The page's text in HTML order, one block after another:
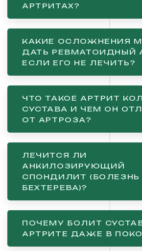
АРТРИТАХ?
КАКИЕ ОСЛОЖНЕНИЯ
ДАТЬ РЕВМАТОИДНЫЙ
ЕСЛИ ЕГО НЕ ЛЕЧИТЬ?
ЧТО ТАКОЕ АРТРИТ
СУСТАВА И ЧЕМ ОН
ОТ АРТРОЗА?
ЛЕЧИТСЯ ЛИ
АНКИЛОЗИРУЮЩИЙ
СПОНДИЛИТ (БОЛЕЗНЬ
БЕХТЕРЕВА)?
ПОЧЕМУ БОЛИТ
АРТРИТЕ ДАЖЕ В